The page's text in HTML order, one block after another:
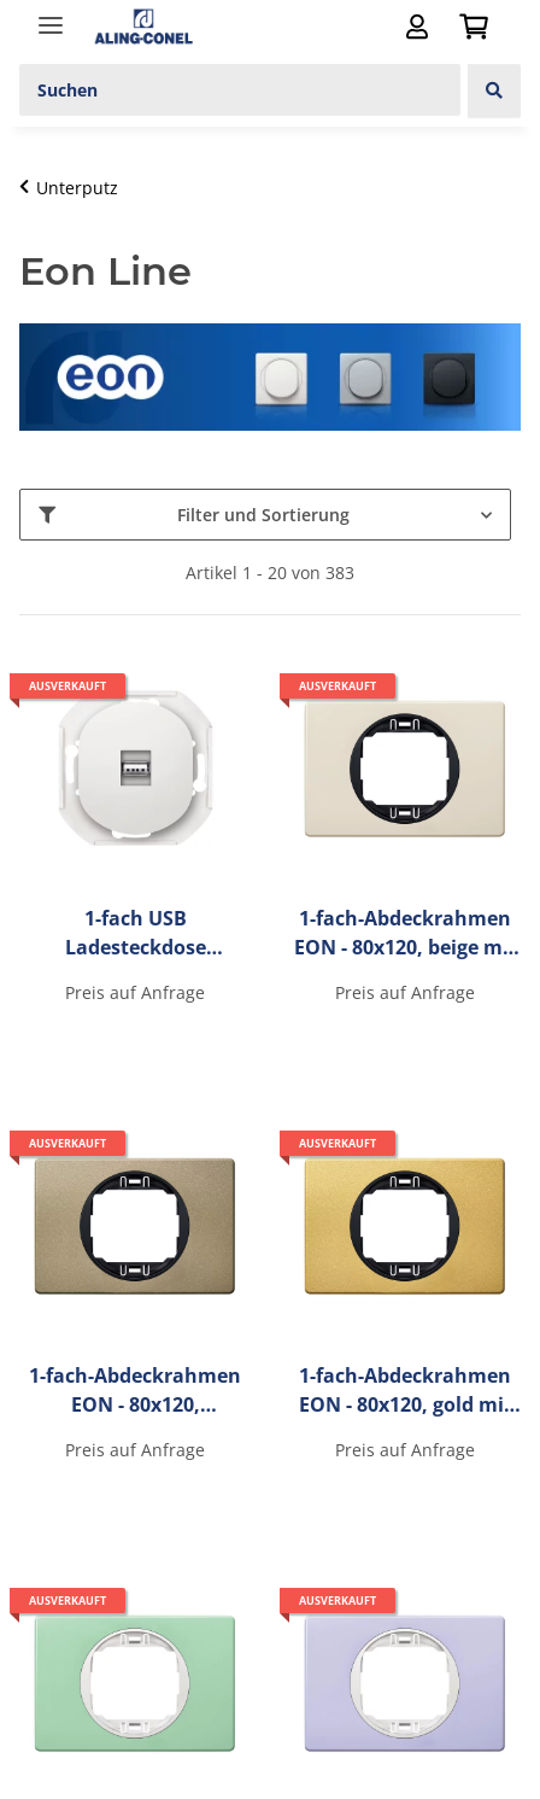
Unterputz
Eon Line
Filter und Sortierung
Artikel 1 - 20 von 383
AUSVERKAUFT
1-fach USB
Ladesteckdose
EON, weiß
Preis auf Anfrage
AUSVERKAUFT
1-fach-Abdeckrahmen
EON - 80x120, beige mit
Innenrahmen
Preis auf Anfrage
AUSVERKAUFT
1-fach-Abdeckrahmen
EON - 80x120,
schwarzen
Preis auf Anfrage
AUSVERKAUFT
1-fach-Abdeckrahmen
EON - 80x120, gold mit
Innenrahmen
Preis auf Anfrage
AUSVERKAUFT AUSVERKAUFT